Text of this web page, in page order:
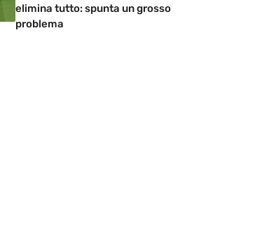
elimina tutto: spunta un grosso
problema